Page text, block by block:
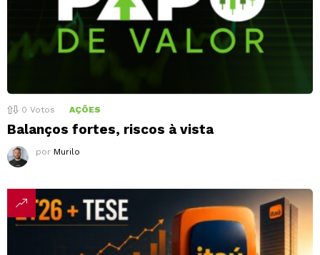
0 Votos AÇÕES
Balanços fortes, riscos à vista
por Murilo